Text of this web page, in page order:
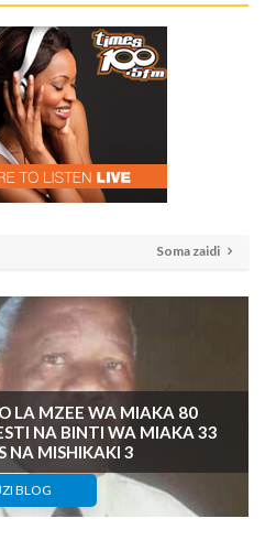
Soma zaidi
LA MZEE WA MIAKA 80
NA BINTI WA MIAKA 33
NA MISHIKAKI 3
BLOG